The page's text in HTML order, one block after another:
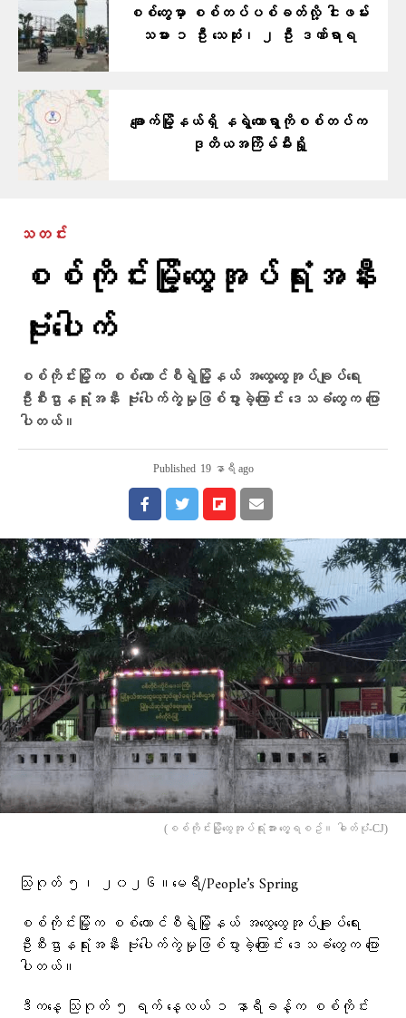
စစ်တွေမှာ စစ်တပ်ပစ်ခတ်လို့ ငါးဖမ်း
သမား ၁ ဦး သေဆုံး၊ ၂ ဦး ဒဏ်ရာရ
ချောက်မြို့နယ်ရှိ နရွဲတောရွာကိုစစ်တပ်က
ဒုတိယအကြိမ်မီးရှို့
သတင်း
စစ်ကိုင်းမြို့ထွေအုပ်ရုံးအနီး
ဗုံးပေါက်
စစ်ကိုင်းမြို့က စစ်ကောင်စီရဲ့မြို့နယ် အထွေထွေအုပ်ချုပ်ရေး
ဦးစီးဌာနရုံးအနီး ဗုံးပေါက်ကွဲမှုဖြစ်ပွားခဲ့ကြောင်း ဒေသခံတွေက ပြော
ပါတယ်။
Published 19 နာရီ ago
(စစ်ကိုင်းမြို့ထွေအုပ်ရုံးအား တွေ့ရစဥ်။ ဓါတ်ပုံံ-CJ)
သြဂုတ် ၅၊ ၂၀၂၆။မေရီ/People’s Spring
စစ်ကိုင်းမြို့က စစ်ကောင်စီရဲ့မြို့နယ် အထွေထွေအုပ်ချုပ်ရေး
ဦးစီးဌာနရုံးအနီး ဗုံးပေါက်ကွဲမှုဖြစ်ပွားခဲ့ကြောင်း ဒေသခံတွေက ပြော
ပါတယ်။
ဒီကနေ့ သြဂုတ် ၅ ရက် နေ့လယ် ၁ နာရီခန့်က စစ်ကိုင်း